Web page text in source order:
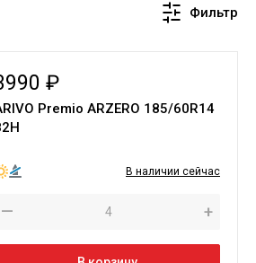
Фильтр
₽
Premio ARZERO 185/60R14
В наличии сейчас
— +